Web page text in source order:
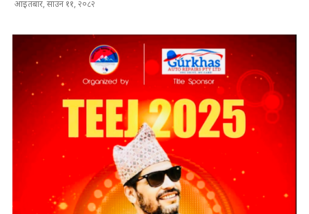
आइतबार, साउन ११, २०८२